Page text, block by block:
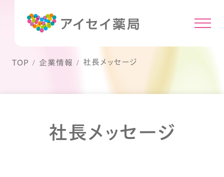
TOP 企業情報 社長メッセージ
社長メッセージ